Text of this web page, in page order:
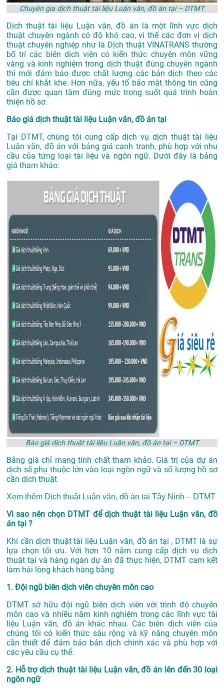
Chuyên gia dịch thuật tài liệu Luận văn, đồ án tại – DTMT
Dịch thuật tài liệu Luận văn, đồ án là một lĩnh vực dịch
thuật chuyên ngành có độ khó cao, vì thế các đơn vị dịch
thuật chuyên nghiệp như là Dịch thuật VINATRANS thường
bố trí các biên dịch viên có kiến thức chuyên môn vững
vàng và kinh nghiệm trong dịch thuật đúng chuyên ngành
thì mới đảm bảo được chất lượng các bản dịch theo các
tiêu chí khắt khe. Hơn nữa, yếu tố bảo mật thông tin cũng
cần được quan tâm đúng mức trong suốt quá trình hoàn
thiện hồ sơ.
Báo giá dịch thuật tài liệu Luận văn, đồ án tại
Tại DTMT, chúng tôi cung cấp dịch vụ dịch thuật tài liệu
Luận văn, đồ án với bảng giá cạnh tranh, phù hợp với nhu
cầu của từng loại tài liệu và ngôn ngữ. Dưới đây là bảng
giá tham khảo:
Báo giá dịch thuật tài liệu Luận văn, đồ án tại – DTMT
Bảng giá chỉ mang tính chất tham khảo. Giá trị của dự án
dịch sẽ phụ thuộc lớn vào loại ngôn ngữ và số lượng hồ sơ
cần dịch thuật
Xem thêm Dịch thuật Luận văn, đồ án tại Tây Ninh – DTMT
Vì sao nên chọn DTMT để dịch thuật tài liệu Luận văn, đồ
án tại ?
Khi cần dịch thuật tài liệu Luận văn, đồ án tại , DTMT là sự
lựa chọn tối ưu. Với hơn 10 năm cung cấp dịch vụ dịch
thuật tại và hàng ngàn dự án đã thực hiện, DTMT cam kết
làm hài lòng khách hàng bằng
1. Đội ngũ biên dịch viên chuyên môn cao
DTMT sở hữu đội ngũ biên dịch viên với trình độ chuyên
môn cao và nhiều năm kinh nghiệm trong các lĩnh vực tài
liệu Luận văn, đồ án khác nhau. Các biên dịch viên của
chúng tôi có kiến thức sâu rộng và kỹ năng chuyên môn
cần thiết để đảm bảo bản dịch chính xác và phù hợp với
các yêu cầu cụ thể.
2. Hỗ trợ dịch thuật tài liệu Luận văn, đồ án lên đến 30 loại
ngôn ngữ